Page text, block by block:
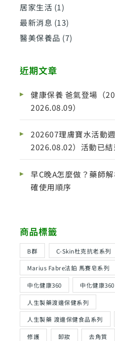
居家生活 (1)
最新消息 (13)
醫美保養品 (7)
近期文章
健康保養 爸氣登場（
2026.08.09）
202607理膚寶水活動
2026.08.02）活動已結
早C晚A怎麼做？藥師
確使用順序
商品標籤
B群 C-Skin杜克抗老系列
Marius Fabre法鉑 馬賽皂系列
中化健康360 中化健康
人生製藥渡邊保健系列
人生製藥 渡邊保健食品系列
修護 卸妝 去角質